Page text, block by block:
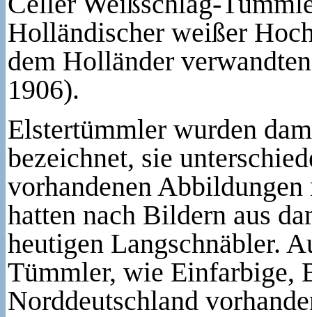
Holländischer weißer
dem Holländer
1906).
Elstertümmler wurden
bezeichnet, sie
vorhandenen
hatten nach Bildern aus
heutigen Langschnäbler.
Tümmler, wie Einfarbige,
Norddeutschland